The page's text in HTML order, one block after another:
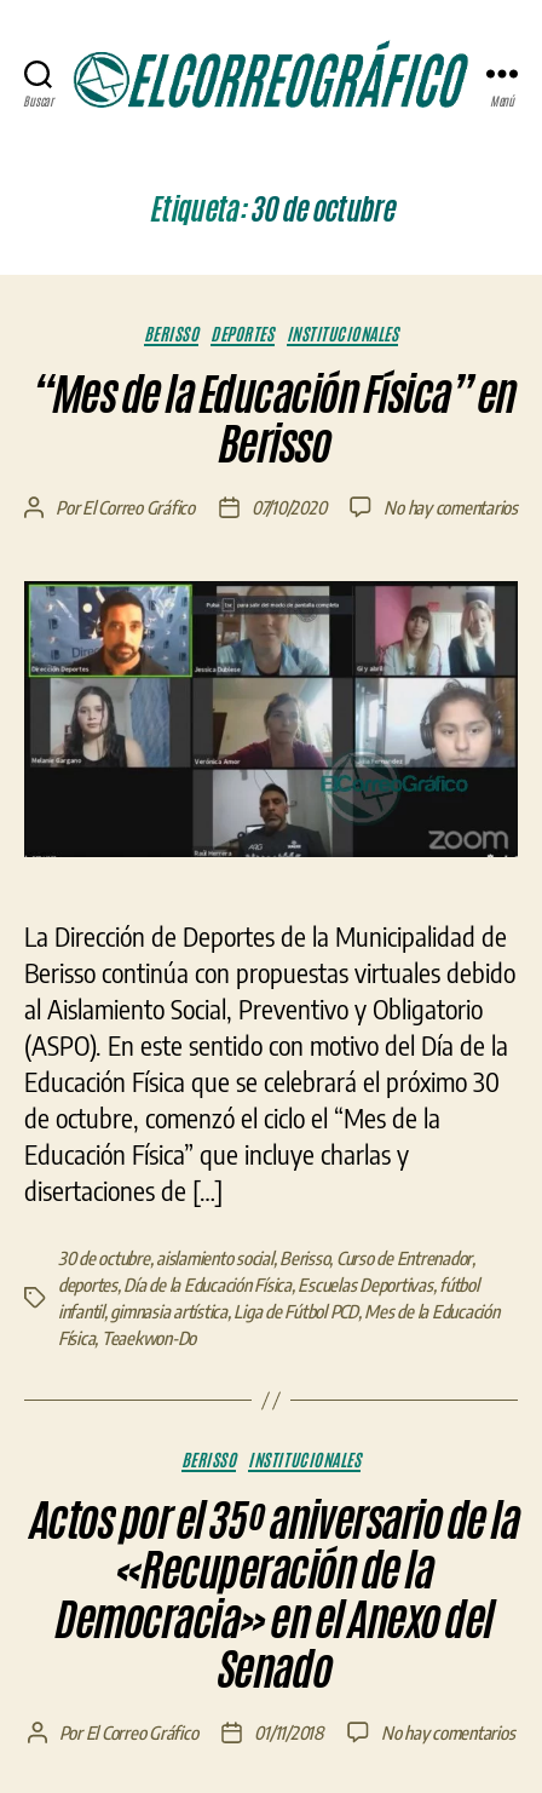
Buscar Menú
Etiqueta:30 de octubre
Categorías
BERISSO DEPORTES INSTITUCIONALES
“Mes de la Educación Física” en
Berisso
Autor
entrada
PorEl Correo Gráfico
Fecha
entrada
07/10/2020 No hay comentariosen
la
La Dirección de Deportes de la Municipalidad de
Berisso continúa con propuestas virtuales debido
al Aislamiento Social, Preventivo y Obligatorio
(ASPO). En este sentido con motivo del Día de la
Educación Física que se celebrará el próximo 30
de octubre, comenzó el ciclo el “Mes de la
Educación Física” que incluye charlas y
disertaciones de […]
Etiquetas
30 de octubre,aislamiento social,Berisso, Curso de Entrenador,
deportes,Día de la Educación Física,Escuelas Deportivas,fútbol
infantil,gimnasia artística,Liga de Fútbol PCD,Mes de la Educación
Física, Teaekwon-Do
Categorías
BERISSO INSTITUCIONALES
Actos por el 35º aniversario de la
«Recuperación de la
Democracia» en el Anexo del
Senado
AutorPorEl Correo Gráfico
Fecha01/11/2018 No hay comentariosen